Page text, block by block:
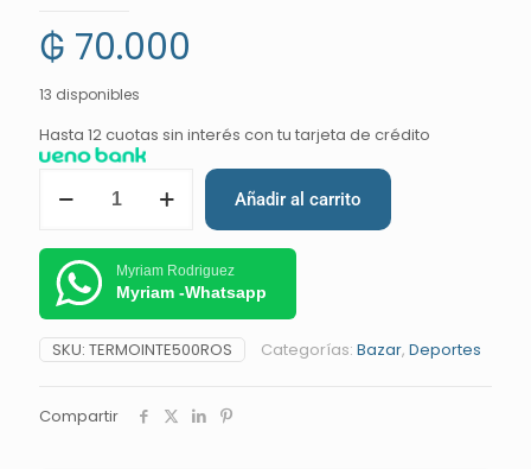
₲ 70.000
13 disponibles
Hasta 12 cuotas sin interés con tu tarjeta de crédito
Añadir al carrito
Myriam Rodriguez
Myriam -Whatsapp
SKU: TERMOINTE500ROS Categorías: Bazar, Deportes
Compartir